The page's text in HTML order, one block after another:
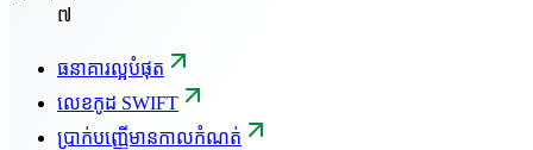
៧
ធនាគារល្អបំផុត
លេខកូដ SWIFT
ប្រាក់បញ្ញើមានកាលកំណត់